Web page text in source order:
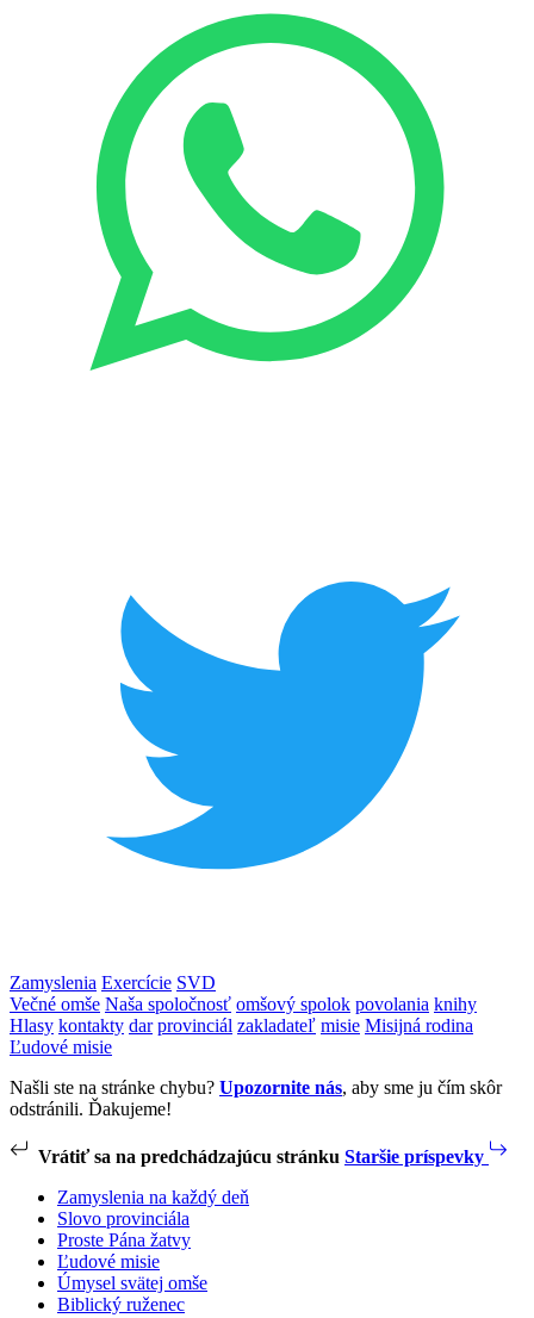
Zamyslenia Exercície SVD
Večné omše Naša spoločnosť omšový spolok povolania knihy
Hlasy kontakty dar provinciál zakladateľ misie Misijná rodina
Ľudové misie
Našli ste na stránke chybu? Upozornite nás, aby sme ju čím skôr
odstránili. Ďakujeme!
Vrátiť sa na predchádzajúcu stránku Staršie príspevky
Zamyslenia na každý deň
Slovo provinciála
Proste Pána žatvy
Ľudové misie
Úmysel svätej omše
Biblický ruženec